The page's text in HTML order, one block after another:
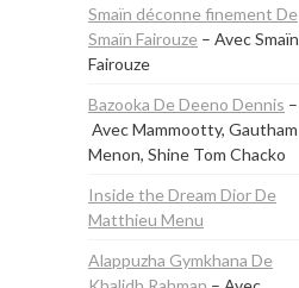
Smaïn déconne finement De
Smaïn Fairouze – Avec Smaïn
Fairouze
Bazooka De Deeno Dennis –
Avec Mammootty, Gautham
Menon, Shine Tom Chacko
Inside the Dream Dior De
Matthieu Menu
Alappuzha Gymkhana De